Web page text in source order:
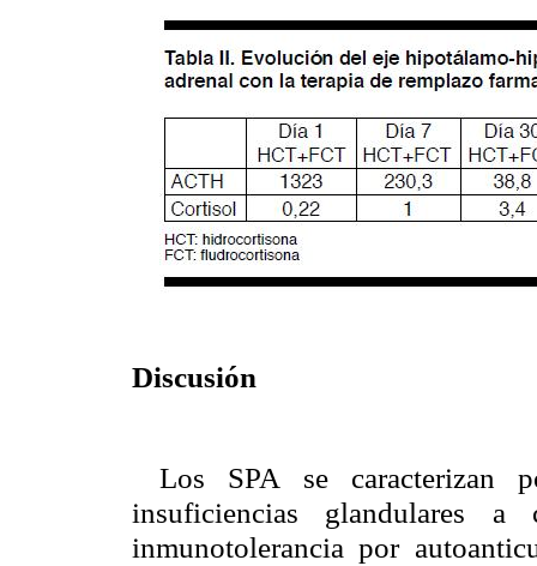
Discusión
Los SPA se caracterizan
insuficiencias glandulares
inmunotolerancia por